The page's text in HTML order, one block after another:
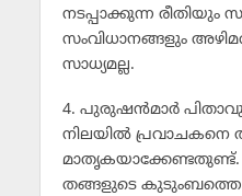
നടപ്പാക്കുന്ന രീതിയും
സംവിധാനങ്ങളും
സാധ്യമല്ല.
4. പുരുഷന്‍മാര്‍
നിലയില്‍ പ്രവാചകനെ
തങ്ങളുടെ കുടുംബത്തെ